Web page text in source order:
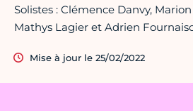
Solistes : Clémence Danvy,
Mathys Lagier et Adrien
Mise à jour le 25/02/2022